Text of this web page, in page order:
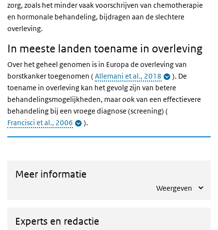
zorg, zoals het minder vaak voorschrijven van chemotherapie
en hormonale behandeling, bijdragen aan de slechtere
overleving.
In meeste landen toename in overleving
Over het geheel genomen is in Europa de overleving van
borstkanker toegenomen ( Allemani et al., 2018
). De
toename in overleving kan het gevolg zijn van betere
behandelingsmogelijkheden, maar ook van een effectievere
behandeling bij een vroege diagnose (screening) (
Francisci et al., 2006
).
Meer informatie
Weergeven
Experts en redactie